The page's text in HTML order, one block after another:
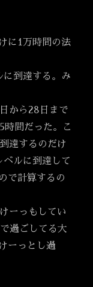
に1万時間の法
に到達する。み
から28日まで
時間だった。こ
達するのだけ
ベルに到達して
で計算するの
ーっもしてい
過ごしてる大
ーっとし過